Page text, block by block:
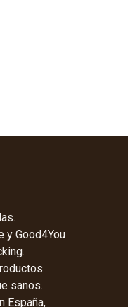
y Good4You
sanos.
España,